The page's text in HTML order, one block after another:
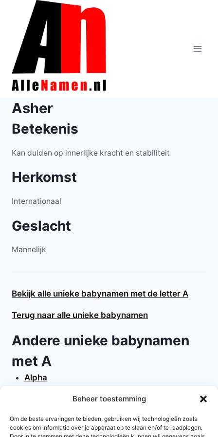
Beheer toestemming
Om de beste ervaringen te bieden, gebruiken wij technologieën zoals
cookies om informatie over je apparaat op te slaan en/of te raadplegen.
Doorgaan
inhoud
Asher
Betekenis
Kan duiden op innerlijke kracht en stabiliteit
Herkomst
Internationaal
Geslacht
Mannelijk
Bekijk alle unieke babynamen met de letter A
Terug naar alle unieke babynamen
Andere unieke babynamen
met A
Alpha
Analyssum
Aracell